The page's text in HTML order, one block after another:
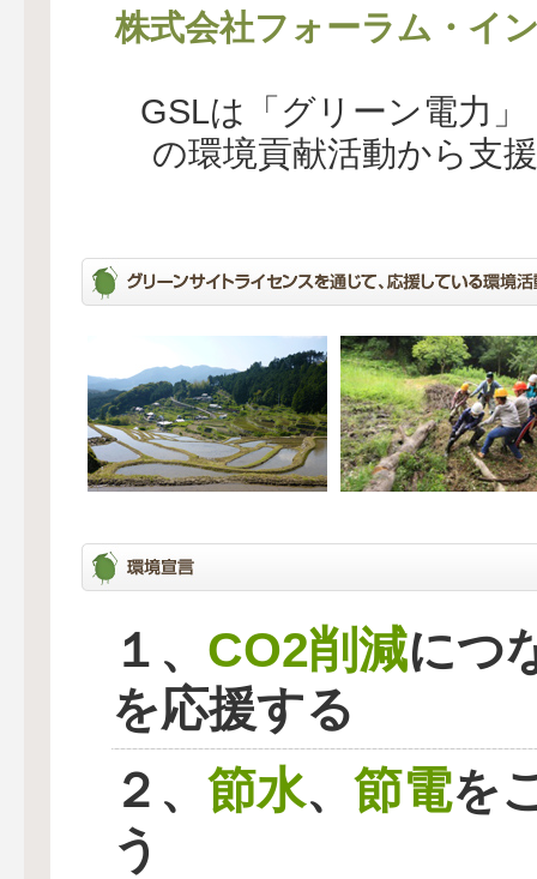
株式会社フォーラム・イ
GSLは「グリーン電力
の環境貢献活動から支
１、 CO2削減につ
を応援する
２、 節水、 節電を
う